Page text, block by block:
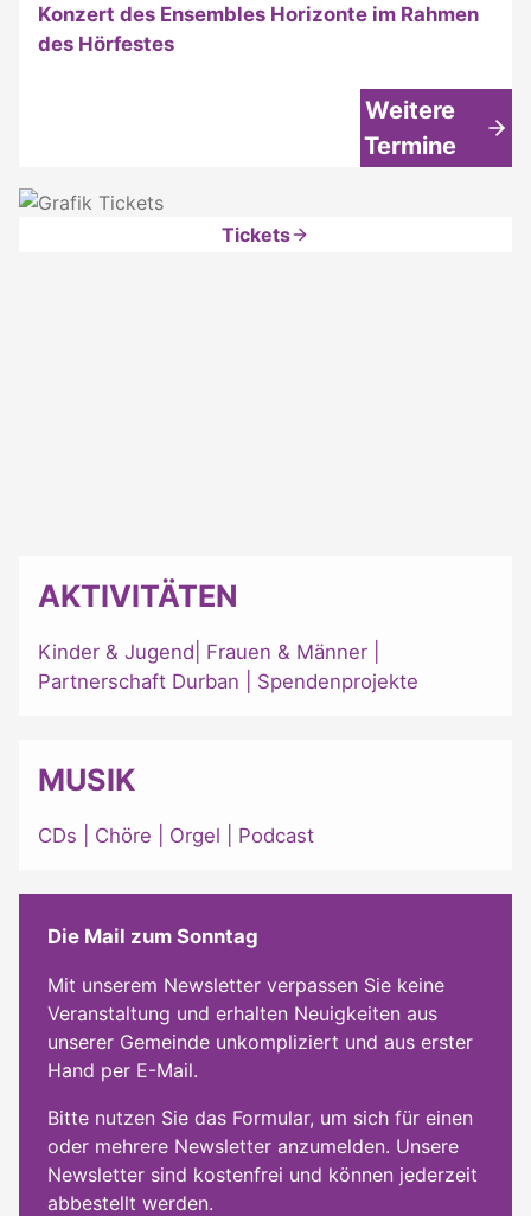
Konzert des Ensembles Horizonte im Rahmen
des Hörfestes
Weitere
Termine
Tickets
AKTIVITÄTEN
Kinder & Jugend Frauen & Männer
Partnerschaft Durban
Spendenprojekte
MUSIK
CDs Chöre Orgel Podcast
Die Mail zum Sonntag
Mit unserem Newsletter verpassen Sie keine
Veranstaltung und erhalten Neuigkeiten aus
unserer Gemeinde unkompliziert und aus erster
Hand per E-Mail.
Bitte nutzen Sie das Formular, um sich für einen
oder mehrere Newsletter anzumelden. Unsere
Newsletter sind kostenfrei und können jederzeit
abbestellt werden.